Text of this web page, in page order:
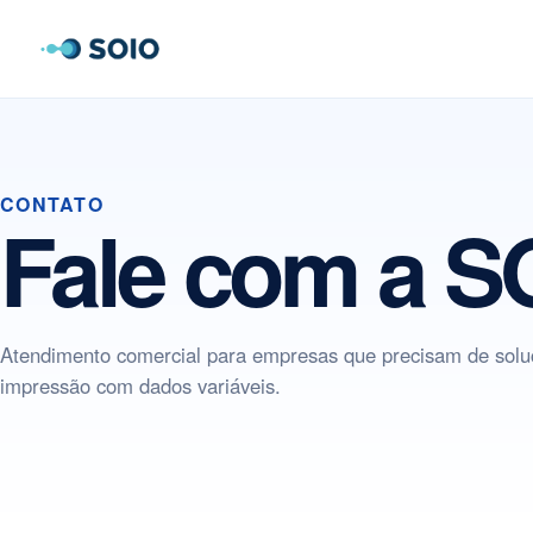
CONTATO
Fale com a
Atendimento comercial para empresas que precisam de
impressão com dados variáveis.